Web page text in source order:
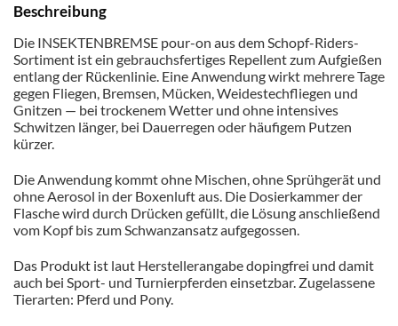
Beschreibung
Die INSEKTENBREMSE pour-on aus dem Schopf-Riders-
Sortiment ist ein gebrauchsfertiges Repellent zum Aufgießen
entlang der Rückenlinie. Eine Anwendung wirkt mehrere Tage
gegen Fliegen, Bremsen, Mücken, Weidestechfliegen und
Gnitzen — bei trockenem Wetter und ohne intensives
Schwitzen länger, bei Dauerregen oder häufigem Putzen
kürzer.
Die Anwendung kommt ohne Mischen, ohne Sprühgerät und
ohne Aerosol in der Boxenluft aus. Die Dosierkammer der
Flasche wird durch Drücken gefüllt, die Lösung anschließend
vom Kopf bis zum Schwanzansatz aufgegossen.
Das Produkt ist laut Herstellerangabe dopingfrei und damit
auch bei Sport- und Turnierpferden einsetzbar. Zugelassene
Tierarten: Pferd und Pony.